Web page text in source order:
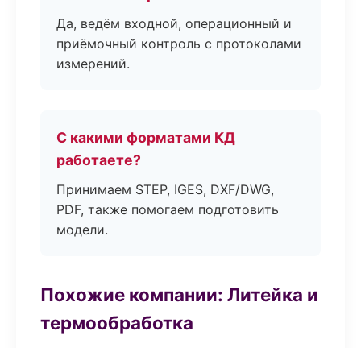
Да, ведём входной, операционный и
приёмочный контроль с протоколами
измерений.
С какими форматами КД
работаете?
Принимаем STEP, IGES, DXF/DWG,
PDF, также помогаем подготовить
модели.
Похожие компании: Литейка и
термообработка